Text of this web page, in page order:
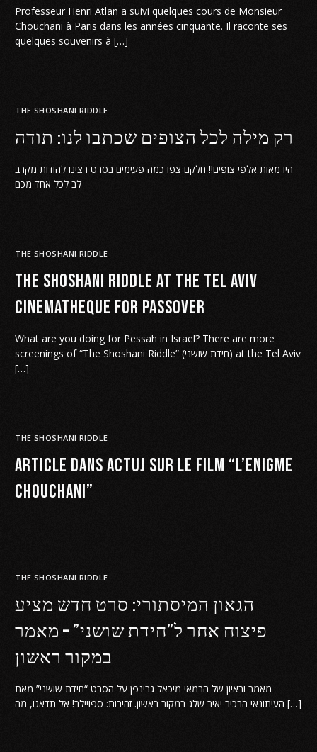
Professeur Henri Atlan a suivi quelques cours de Monsieur
Chouchani à Paris dans les années cinquante. Il raconte ses
quelques souvenirs à […]
THE SHOSHANI RIDDLE
רק מילה לכל הצופים שכתבו לנו: תודה
היו מאות אלפי צופים!! חלקם צפו כמה פעימים בסרט רצינו להודות מקרב
לב לכל אחד מכם
THE SHOSHANI RIDDLE
The Shoshani Riddle at the Tel Aviv
cinematheque for Passover
What are you doing for Pessah in Israel? There are more
screenings of “The Shoshani Riddle” (חידת שושני) at the Tel Aviv
[…]
THE SHOSHANI RIDDLE
Article dans ActuJ sur le film “l’Enigme
Chouchani”
THE SHOSHANI RIDDLE
הגאון המיסתורי: סרט חדש מציע
פיצוח אחר ל”חידת שושני” – מאמר
במקור ראשון
מאמר וראיון של הבמאי מיכאל גרינפן על הסרט “חידת שושני” מאת
העיתונאי הבכיר יאיר שלג במקור ראשון. זהירות: ספויילר! אל תדאגו, מה […]